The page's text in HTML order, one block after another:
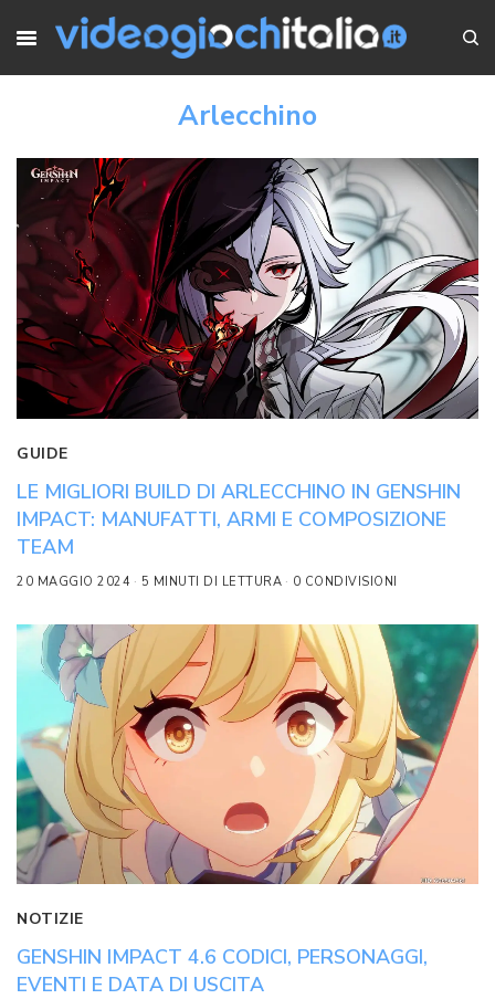
Arlecchino
GUIDE
LE MIGLIORI BUILD DI ARLECCHINO IN GENSHIN
IMPACT: MANUFATTI, ARMI E COMPOSIZIONE
TEAM
20 MAGGIO 2024 5 MINUTI DI LETTURA 0 CONDIVISIONI
NOTIZIE
GENSHIN IMPACT 4.6 CODICI, PERSONAGGI,
EVENTI E DATA DI USCITA